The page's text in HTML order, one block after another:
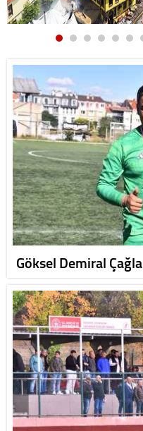
Göksel Demiral